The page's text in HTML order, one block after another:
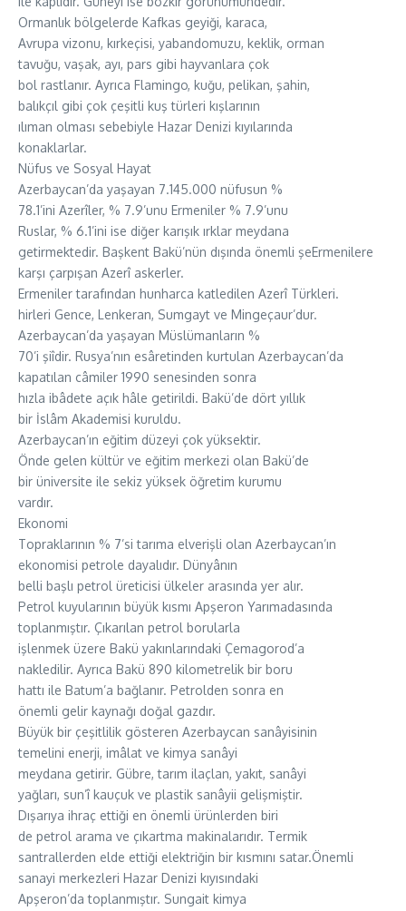
Ormanlık bölgelerde Kafkas geyiği, karaca,
Avrupa vizonu, kırkeçisi, yabandomuzu, keklik, orman
tavuğu, vaşak, ayı, pars gibi hayvanlara çok
bol rastlanır. Ayrıca Flamingo, kuğu, pelikan, şahin,
balıkçıl gibi çok çeşitli kuş türleri kışlarının
ılıman olması sebebiyle Hazar Denizi kıyılarında
konaklarlar.
Nüfus ve Sosyal Hayat
Azerbaycan’da yaşayan 7.145.000 nüfusun %
78.1’ini Azerîler, % 7.9’unu Ermeniler % 7.9’unu
Ruslar, % 6.1’ini ise diğer karışık ırklar meydana
getirmektedir. Başkent Bakü’nün dışında önemli şeErmenilere
karşı çarpışan Azerî askerler.
Ermeniler tarafından hunharca katledilen Azerî Türkleri.
hirleri Gence, Lenkeran, Sumgayt ve Mingeçaur’dur.
Azerbaycan’da yaşayan Müslümanların %
70’i şiîdir. Rusya’nın esâretinden kurtulan Azerbaycan’da
kapatılan câmiler 1990 senesinden sonra
hızla ibâdete açık hâle getirildi. Bakü’de dört yıllık
bir İslâm Akademisi kuruldu.
Azerbaycan’ın eğitim düzeyi çok yüksektir.
Önde gelen kültür ve eğitim merkezi olan Bakü’de
bir üniversite ile sekiz yüksek öğretim kurumu
vardır.
Ekonomi
Topraklarının % 7’si tarıma elverişli olan Azerbaycan’ın
ekonomisi petrole dayalıdır. Dünyânın
belli başlı petrol üreticisi ülkeler arasında yer alır.
Petrol kuyularının büyük kısmı Apşeron Yarımadasında
toplanmıştır. Çıkarılan petrol borularla
işlenmek üzere Bakü yakınlarındaki Çemagorod’a
nakledilir. Ayrıca Bakü 890 kilometrelik bir boru
hattı ile Batum’a bağlanır. Petrolden sonra en
önemli gelir kaynağı doğal gazdır.
Büyük bir çeşitlilik gösteren Azerbaycan sanâyisinin
temelini enerji, imâlat ve kimya sanâyi
meydana getirir. Gübre, tarım ilaçlan, yakıt, sanâyi
yağları, sun’î kauçuk ve plastik sanâyii gelişmiştir.
Dışarıya ihraç ettiği en önemli ürünlerden biri
de petrol arama ve çıkartma makinalarıdır. Termik
santrallerden elde ettiği elektriğin bir kısmını satar.Önemli
sanayi merkezleri Hazar Denizi kıyısındaki
Apşeron’da toplanmıştır. Sungait kimya